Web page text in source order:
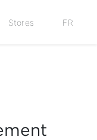
Stores FR